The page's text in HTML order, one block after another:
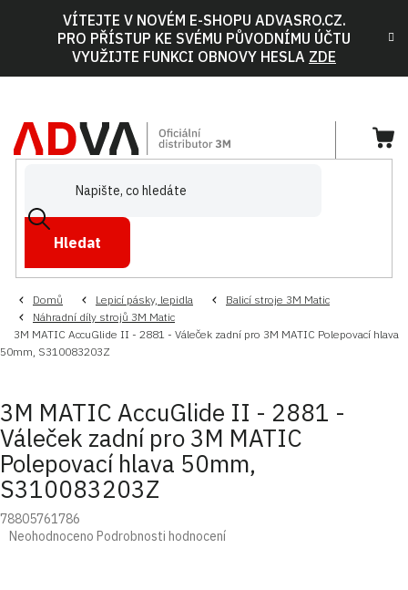
VÍTEJTE V NOVÉM E-SHOPU ADVASRO.CZ.
PRO PŘÍSTUP KE SVÉMU PŮVODNÍMU ÚČTU
VYUŽIJTE FUNKCI OBNOVY HESLA ZDE
Hledat
Domů Lepicí pásky, lepidla
Balicí stroje 3M Matic
Náhradní díly strojů 3M Matic
3M MATIC AccuGlide II - 2881 - Váleček zadní pro 3M MATIC Polepovací hlava
50mm, S310083203Z
3M MATIC AccuGlide II - 2881 -
Váleček zadní pro 3M MATIC
Polepovací hlava 50mm,
S310083203Z
78805761786
Průměrné
Neohodnoceno Podrobnosti hodnocení